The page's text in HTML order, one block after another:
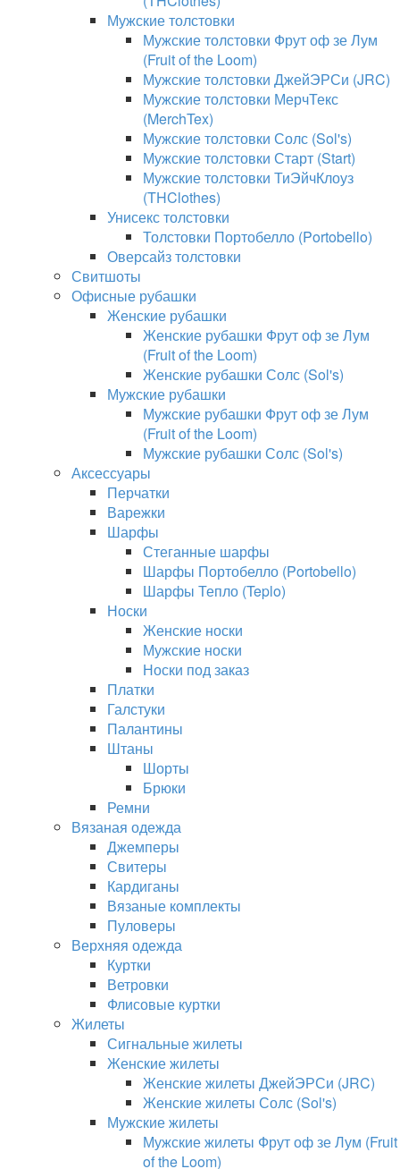
Мужские толстовки
Мужские толстовки Фрут оф зе Лум
(Fruit of the Loom)
Мужские толстовки ДжейЭРСи (JRC)
Мужские толстовки МерчТекс
(MerchTex)
Мужские толстовки Солс (Sol's)
Мужские толстовки Старт (Start)
Мужские толстовки ТиЭйчКлоуз
(THClothes)
Унисекс толстовки
Толстовки Портобелло (Portobello)
Оверсайз толстовки
Свитшоты
Офисные рубашки
Женские рубашки
Женские рубашки Фрут оф зе Лум
(Fruit of the Loom)
Женские рубашки Солс (Sol's)
Мужские рубашки
Мужские рубашки Фрут оф зе Лум
(Fruit of the Loom)
Мужские рубашки Солс (Sol's)
Аксессуары
Перчатки
Варежки
Шарфы
Стеганные шарфы
Шарфы Портобелло (Portobello)
Шарфы Тепло (Teplo)
Носки
Женские носки
Мужские носки
Носки под заказ
Платки
Галстуки
Палантины
Штаны
Шорты
Брюки
Ремни
Вязаная одежда
Джемперы
Свитеры
Кардиганы
Вязаные комплекты
Пуловеры
Верхняя одежда
Куртки
Ветровки
Флисовые куртки
Жилеты
Сигнальные жилеты
Женские жилеты
Женские жилеты ДжейЭРСи (JRC)
Женские жилеты Солс (Sol's)
Мужские жилеты
Мужские жилеты Фрут оф зе Лум (Fruit
of the Loom)